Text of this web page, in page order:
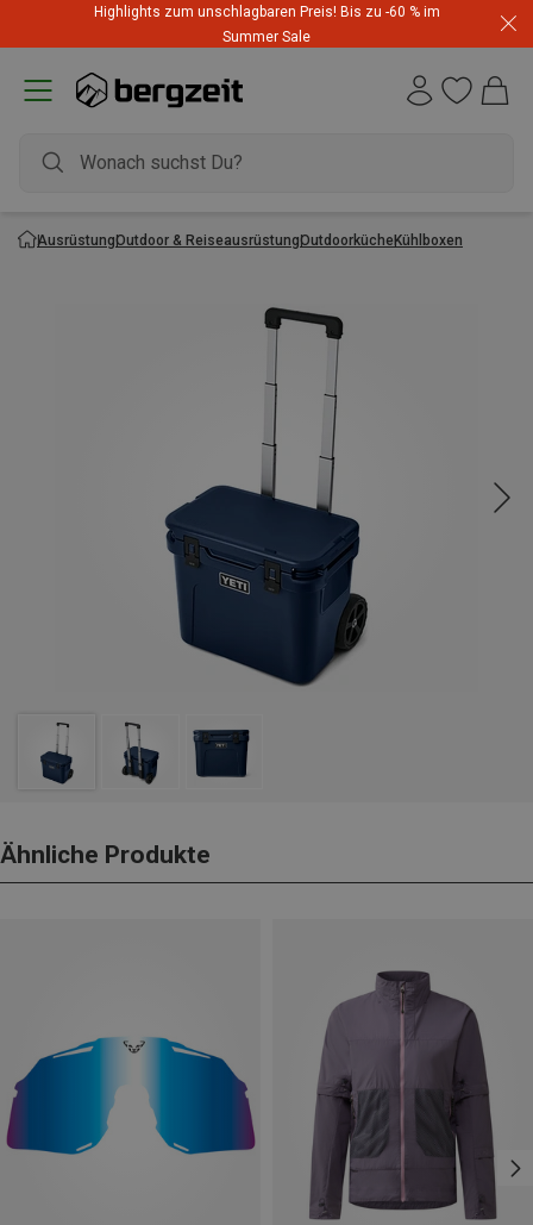
Highlights zum unschlagbaren Preis! Bis zu -60 % im
Summer Sale
AusrüstungOutdoor & ReiseausrüstungOutdoorkücheKühlboxen
Ähnliche Produkte